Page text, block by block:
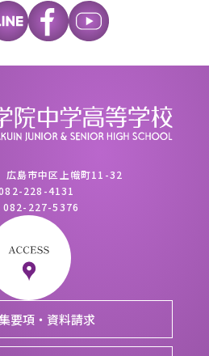
島市中区上幟町11-32
228-4131
082-227-5376
要項・資料請求